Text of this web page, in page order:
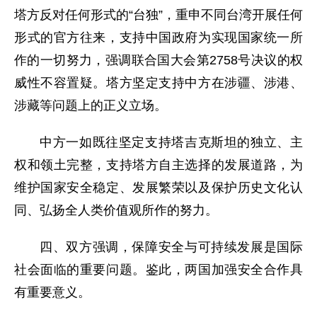
塔方反对任何形式的“台独”，重申不同台湾开展任何
形式的官方往来，支持中国政府为实现国家统一所
作的一切努力，强调联合国大会第2758号决议的权
威性不容置疑。塔方坚定支持中方在涉疆、涉港、
涉藏等问题上的正义立场。
中方一如既往坚定支持塔吉克斯坦的独立、主
权和领土完整，支持塔方自主选择的发展道路，为
维护国家安全稳定、发展繁荣以及保护历史文化认
同、弘扬全人类价值观所作的努力。
四、双方强调，保障安全与可持续发展是国际
社会面临的重要问题。鉴此，两国加强安全合作具
有重要意义。